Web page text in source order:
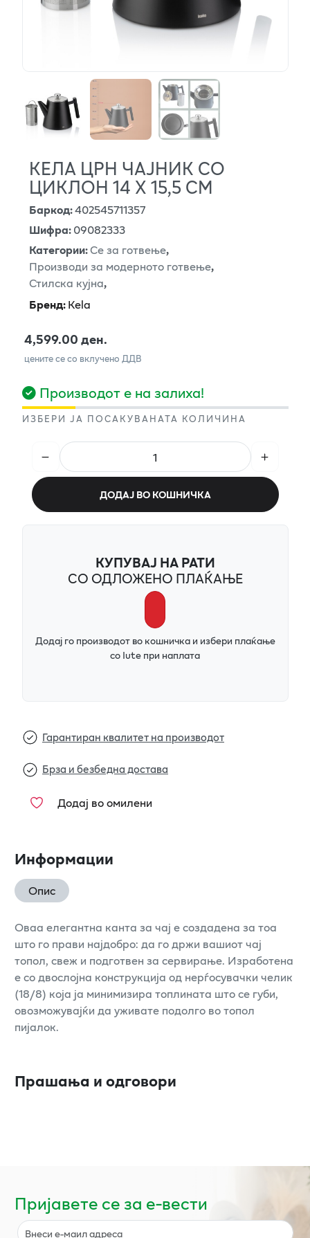
КЕЛА ЦРН ЧАЈНИК СО
ЦИКЛОН 14 Х 15,5 СМ
Баркод:402545711357
Шифра:09082333
Категории:Се за готвење,
Производи за модерното готвење,
Стилска кујна,
Бренд:Kela
4,599.00 ден.
цените се со вклучено ДДВ
Производот е на залиха!
ИЗБЕРИ ЈА ПОСАКУВАНАТА КОЛИЧИНА
ДОДАЈ ВО КОШНИЧКА
КУПУВАЈ НА РАТИ
СО ОДЛОЖЕНО ПЛАЌАЊЕ
Додај го производот во кошничка и избери плаќање
со Iute при наплата
Гарантиран квалитет на производот
Брза и безбедна достава
Додај во омилени
Информации
Опис
Оваа елегантна канта за чај е создадена за тоа
што го прави најдобро: да го држи вашиот чај
топол, свеж и подготвен за сервирање. Изработена
е со двослојна конструкција од нерѓосувачки челик
(18/8) која ја минимизира топлината што се губи,
овозможувајќи да уживате подолго во топол
пијалок.
Прашања и одговори
Пријавете се за е-вести